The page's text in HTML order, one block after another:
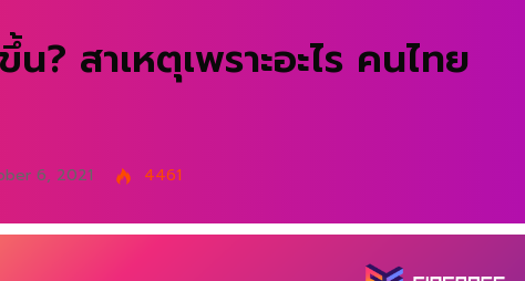
? สาเหตุเพราะอะไร คนไทย
6, 2021 4461